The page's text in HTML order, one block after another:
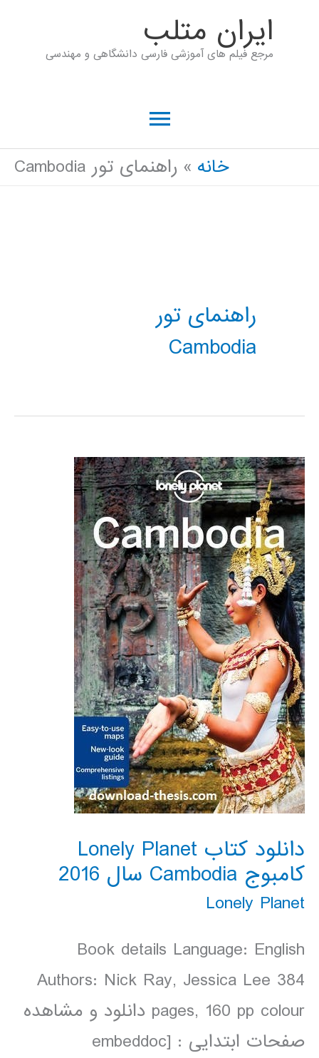
ايران متلب
مرجع فیلم های آموزشی فارسی دانشگاهی و مهندسی
فهرست
اصلی
خانه راهنمای تور Cambodia
راهنمای تور
Cambodia
دانلود کتاب Lonely Planet
کامبوج Cambodia سال 2016
Lonely Planet
Book details Language: English
Authors: Nick Ray, Jessica Lee 384
pages, 160 pp colour دانلود و مشاهده
صفحات ابتدایی : [embeddoc